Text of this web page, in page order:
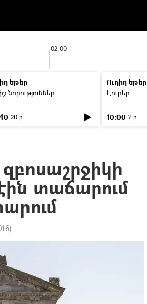
02:00
եթեր
նորություններ
20 ր
Ուղիղ եթեր
Լուրեր
10:00 7 ր
տաճարում
)